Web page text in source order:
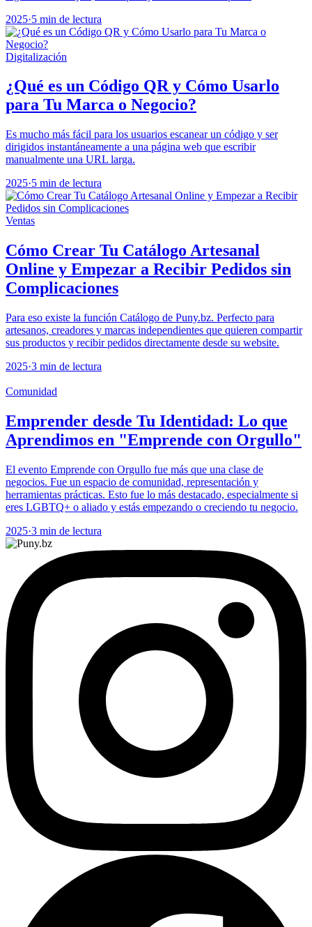
2025·5 min de lectura
Digitalización
¿Qué es un Código QR y Cómo Usarlo
para Tu Marca o Negocio?
Es mucho más fácil para los usuarios escanear un código y ser
dirigidos instantáneamente a una página web que escribir
manualmente una URL larga.
2025·5 min de lectura
Ventas
Cómo Crear Tu Catálogo Artesanal
Online y Empezar a Recibir Pedidos sin
Complicaciones
Para eso existe la función Catálogo de Puny.bz. Perfecto para
artesanos, creadores y marcas independientes que quieren compartir
sus productos y recibir pedidos directamente desde su website.
2025·3 min de lectura
Comunidad
Emprender desde Tu Identidad: Lo que
Aprendimos en "Emprende con Orgullo"
El evento Emprende con Orgullo fue más que una clase de
negocios. Fue un espacio de comunidad, representación y
herramientas prácticas. Esto fue lo más destacado, especialmente si
eres LGBTQ+ o aliado y estás empezando o creciendo tu negocio.
2025·3 min de lectura